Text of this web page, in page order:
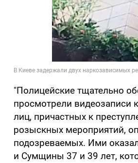
"Полицейские тщательно
просмотрели видеозаписи
лиц, причастных к
розыскных мероприятий,
подозреваемых. Ими
и Сумщины 37 и 39 лет,